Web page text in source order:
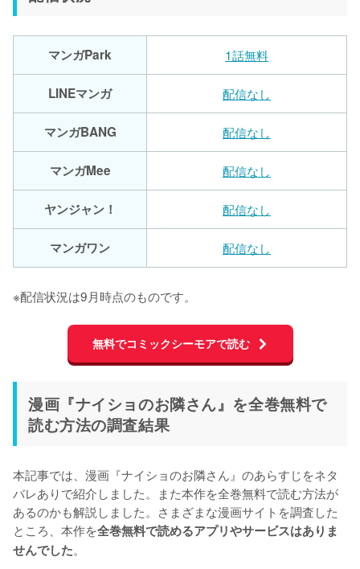
マンガPark 1話無料
LINEマンガ 配信なし
マンガBANG 配信なし
マンガMee 配信なし
ヤンジャン！ 配信なし
マンガワン 配信なし
※配信状況は9月時点のものです。
無料でコミックシーモアで読む
漫画『ナイショのお隣さん』を全巻無料で
読む方法の調査結果
本記事では、漫画『ナイショのお隣さん』のあらすじをネタ
バレありで紹介しました。また本作を全巻無料で読む方法が
あるのかも解説しました。さまざまな漫画サイトを調査した
ところ、本作を全巻無料で読めるアプリやサービスはありま
せんでした。